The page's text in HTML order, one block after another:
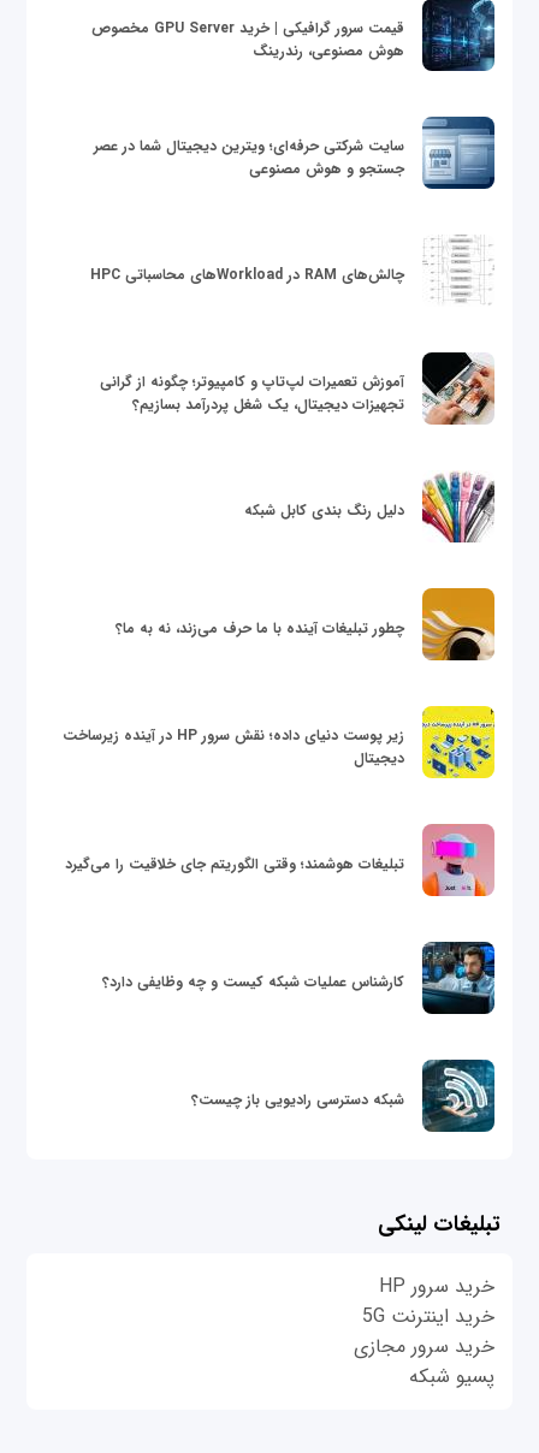
قیمت سرور گرافیکی | خرید GPU Server مخصوص
هوش مصنوعی، رندرینگ
سایت شرکتی حرفه‌ای؛ ویترین دیجیتال شما در عصر
جستجو و هوش مصنوعی
چالش‌های RAM در Workloadهای محاسباتی HPC
آموزش تعمیرات لپ‌تاپ و کامپیوتر؛ چگونه از گرانی
تجهیزات دیجیتال، یک شغل پردرآمد بسازیم؟
دلیل رنگ بندی کابل شبکه
چطور تبلیغات آینده با ما حرف می‌زند، نه به ما؟
زیر پوست دنیای داده؛ نقش سرور HP در آینده زیرساخت
دیجیتال
تبلیغات هوشمند؛ وقتی الگوریتم جای خلاقیت را می‌گیرد
کارشناس عملیات شبکه کیست و چه وظایفی دارد؟
شبکه دسترسی رادیویی باز چیست؟
تبلیغات لینکی
خرید سرور HP
خرید اینترنت 5G
خرید سرور مجازی
پسیو شبکه